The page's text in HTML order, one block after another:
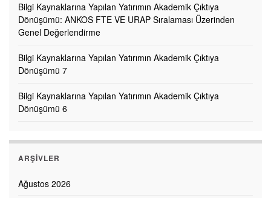
Bilgi Kaynaklarına Yapılan Yatırımın Akademik Çıktıya
Dönüşümü: ANKOS FTE VE URAP Sıralaması Üzerinden
Genel Değerlendirme
Bilgi Kaynaklarına Yapılan Yatırımın Akademik Çıktıya
Dönüşümü 7
Bilgi Kaynaklarına Yapılan Yatırımın Akademik Çıktıya
Dönüşümü 6
ARŞIVLER
Ağustos 2026